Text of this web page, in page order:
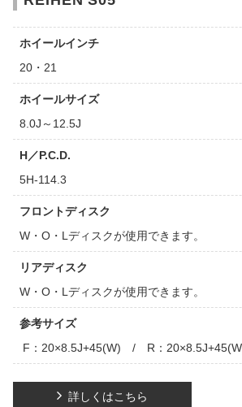
ホイールインチ
20・21
ホイールサイズ
8.0J～12.5J
H／P.C.D.
5H-114.3
フロントディスク
W・O・Lディスクが使用できます。
リアディスク
W・O・Lディスクが使用できます。
参考サイズ
F：20×8.5J+45(W) / R：
詳しくはこちら